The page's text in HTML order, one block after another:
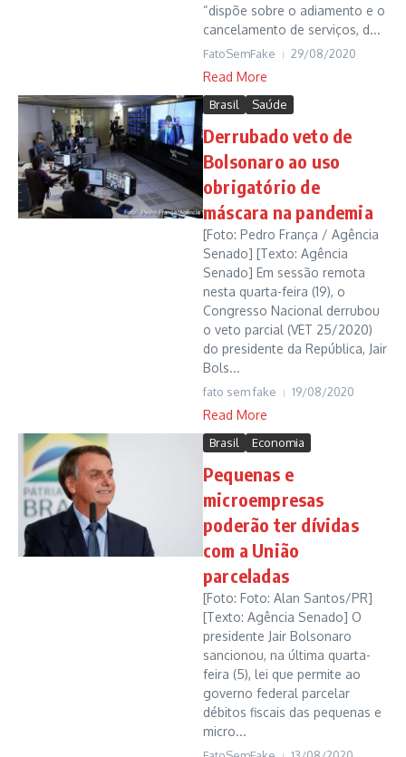
“dispõe sobre o adiamento e o
cancelamento de serviços, d...
FatoSemFake 29/08/2020
Read More
Brasil Saúde
Derrubado veto de
Bolsonaro ao uso
obrigatório de
máscara na pandemia
[Foto: Pedro França / Agência
Senado] [Texto: Agência
Senado] Em sessão remota
nesta quarta-feira (19), o
Congresso Nacional derrubou
o veto parcial (VET 25/2020)
do presidente da República, Jair
Bols...
fato sem fake 19/08/2020
Read More
Brasil Economia
Pequenas e
microempresas
poderão ter dívidas
com a União
parceladas
[Foto: Foto: Alan Santos/PR]
[Texto: Agência Senado] O
presidente Jair Bolsonaro
sancionou, na última quarta-
feira (5), lei que permite ao
governo federal parcelar
débitos fiscais das pequenas e
micro...